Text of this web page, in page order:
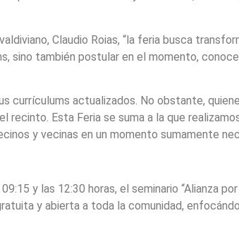
Claudio Roias, “la feria busca
sino también postular en el momento,
currículums actualizados. No obstante,
recinto. Esta Feria se suma a la que
y vecinas en un momento sumamente
y las 12:30 horas, el seminario “Alianza
y abierta a toda la comunidad,